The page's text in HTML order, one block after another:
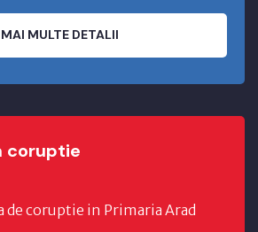
MAI MULTE DETALII
coruptie
de coruptie in Primaria Arad